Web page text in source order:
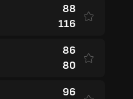
88
116
86
80
96